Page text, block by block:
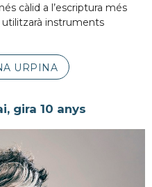
càlid a l’escriptura més
instruments
URPINA
gira 10 anys